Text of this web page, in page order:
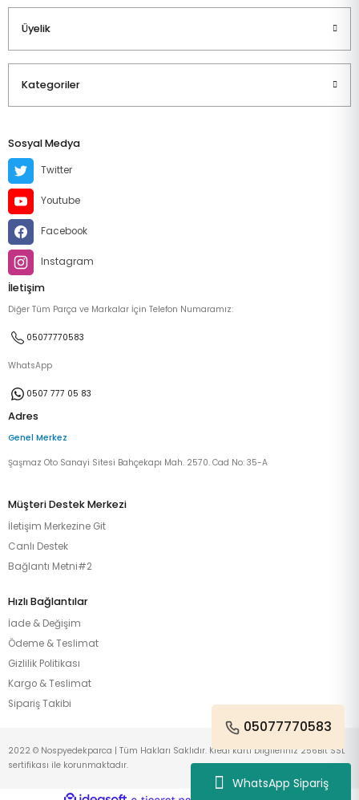
WhatsApp Sipariş
Üyelik
Kategoriler
Sosyal Medya
Twitter
Youtube
Facebook
Instagram
İletişim
Diğer Tüm Parça ve Markalar İçin Telefon Numaramız:
05077770583
WhatsApp
0507 777 05 83
Adres
Genel Merkez
Şaşmaz Oto Sanayi Sitesi Bahçekapı Mah. 2570. Cad No: 35-A
Müşteri Destek Merkezi
İletişim Merkezine Git
Canlı Destek
Bağlantı Metni#2
Hızlı Bağlantılar
İade & Değişim
Ödeme & Teslimat
Gizlilik Politikası
Kargo & Teslimat
Sipariş Takibi
05077770583
2022 © Nospyedekparca | Tüm Hakları Saklıdır. Kredi kartı bilgileriniz 256Bit SSL
sertifikası ile korunmaktadır.